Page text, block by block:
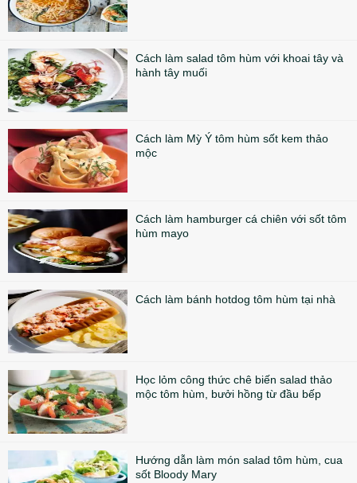
Cách làm salad tôm hùm với khoai tây và
hành tây muối
Cách làm Mỳ Ý tôm hùm sốt kem thảo
mộc
Cách làm hamburger cá chiên với sốt tôm
hùm mayo
Cách làm bánh hotdog tôm hùm tại nhà
Học lỏm công thức chê biến salad thảo
mộc tôm hùm, bưởi hồng từ đầu bếp
Hướng dẫn làm món salad tôm hùm, cua
sốt Bloody Mary